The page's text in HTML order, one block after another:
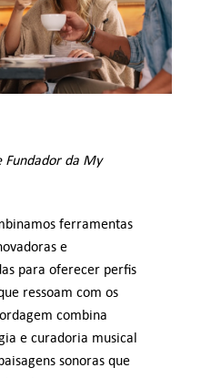
Fundador da My
ferramentas
e
para oferecer perfis
ressoam com os
combina
e curadoria musical
sonoras que